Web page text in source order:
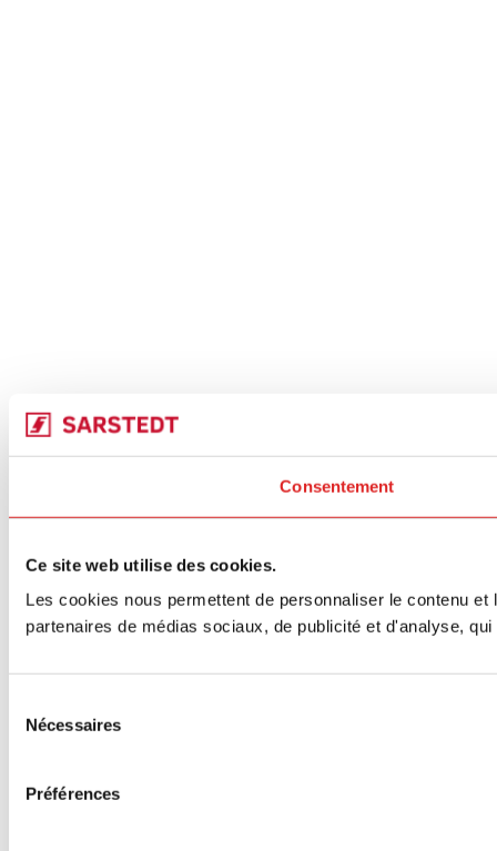
Consentement
Ce site web utilise des cookies.
Les cookies nous permettent de personnaliser le contenu
partenaires de médias sociaux, de publicité et d'analyse,
Nécessaires
Préférences